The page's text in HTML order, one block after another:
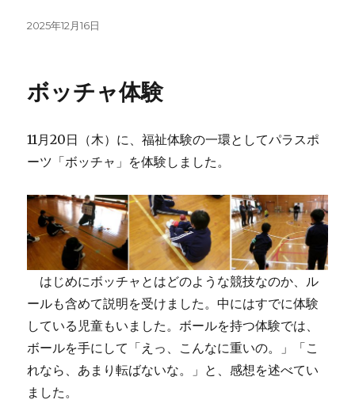
投
2025年12月16日
ボッチャ体験
11月20日（木）に、福祉体験の一環としてパラスポ
ーツ「ボッチャ」を体験しました。
はじめにボッチャとはどのような競技なのか、ル
ールも含めて説明を受けました。中にはすでに体験
している児童もいました。ボールを持つ体験では、
ボールを手にして「えっ、こんなに重いの。」「こ
れなら、あまり転ばないな。」と、感想を述べてい
ました。